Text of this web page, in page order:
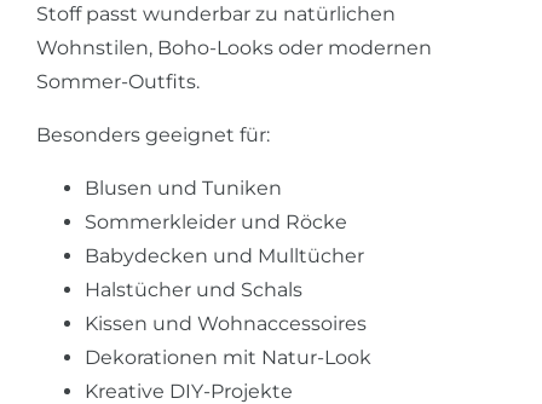
Stoff passt wunderbar zu natürlichen
Wohnstilen, Boho-Looks oder modernen
Sommer-Outfits.
Besonders geeignet für:
Blusen und Tuniken
Sommerkleider und Röcke
Babydecken und Mulltücher
Halstücher und Schals
Kissen und Wohnaccessoires
Dekorationen mit Natur-Look
Kreative DIY-Projekte